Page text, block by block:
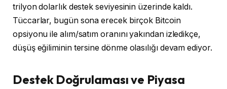
trilyon dolarlık destek seviyesinin üzerinde kaldı.
Tüccarlar, bugün sona erecek birçok Bitcoin
opsiyonu ile alım/satım oranını yakından izledikçe,
düşüş eğiliminin tersine dönme olasılığı devam ediyor.
Destek Doğrulaması ve Piyasa